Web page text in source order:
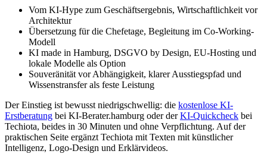
Vom KI-Hype zum Geschäftsergebnis, Wirtschaftlichkeit vor
Architektur
Übersetzung für die Chefetage, Begleitung im Co-Working-
Modell
KI made in Hamburg, DSGVO by Design, EU-Hosting und
lokale Modelle als Option
Souveränität vor Abhängigkeit, klarer Ausstiegspfad und
Wissenstransfer als feste Leistung
Der Einstieg ist bewusst niedrigschwellig: die kostenlose KI-
Erstberatung bei KI-Berater.hamburg oder derKI-Quickcheck bei
Techiota, beides in 30 Minuten und ohne Verpflichtung. Auf der
praktischen Seite ergänzt Techiota mit Texten mit künstlicher
Intelligenz, Logo-Design und Erklärvideos.